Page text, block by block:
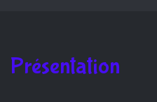
Présentation